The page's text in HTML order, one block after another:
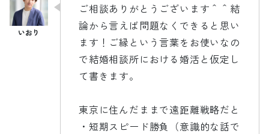
ご相談ありがとうございます＾＾結
論から言えば問題なくできると思い
ます！ご縁という言葉をお使いなの
で結婚相談所における婚活と仮定し
て書きます。
東京に住んだままで遠距離戦略だと
・短期スピード勝負（意識的な話で